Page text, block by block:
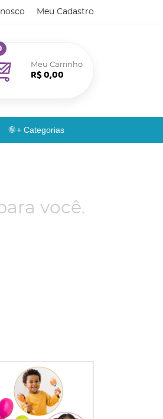
Meu Cadastro
Meu Carrinho
R$ 0,00
+ Categorias
você.